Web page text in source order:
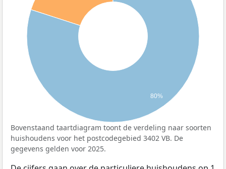
80%
Bovenstaand taartdiagram toont de verdeling naar soorten
huishoudens voor het postcodegebied 3402 VB. De
gegevens gelden voor 2025.